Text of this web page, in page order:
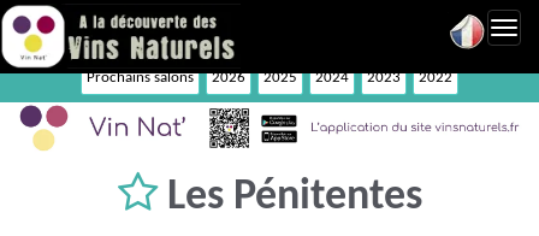
Prochains salons 2026 2025 2024 2023 2022
Les Pénitentes